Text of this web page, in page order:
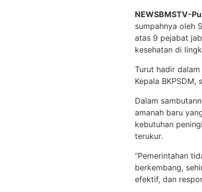
NEWSBMSTV-
sumpahnya oleh
atas 9 pejabat
kesehatan di
Turut hadir
Kepala BKPSDM,
Dalam
amanah baru
kebutuhan
terukur.
“Pemerintahan
berkembang,
efektif, dan